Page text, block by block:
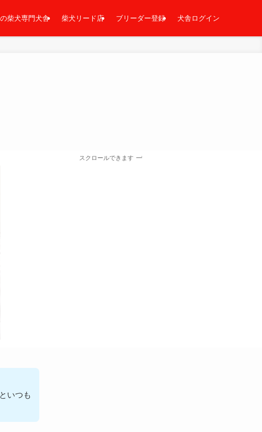
柴犬専門犬舎 柴犬リード店 ブリーダー登録 犬舎ログイン
スクロールできます
いつも